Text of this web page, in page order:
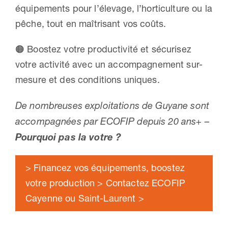
équipements pour l’élevage, l’horticulture ou la
pêche, tout en maîtrisant vos coûts.
🟠 Boostez votre productivité et sécurisez
votre activité avec un accompagnement sur-
mesure et des conditions uniques.
De nombreuses exploitations de Guyane sont
accompagnées par ECOFIP depuis 20 ans+ –
Pourquoi pas la votre ?
> Financez vos équipements, boostez
votre production > Contactez ECOFIP
Cayenne ou Saint-Laurent >